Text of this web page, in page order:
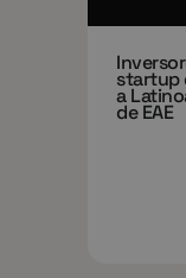
startup
a
de EAE